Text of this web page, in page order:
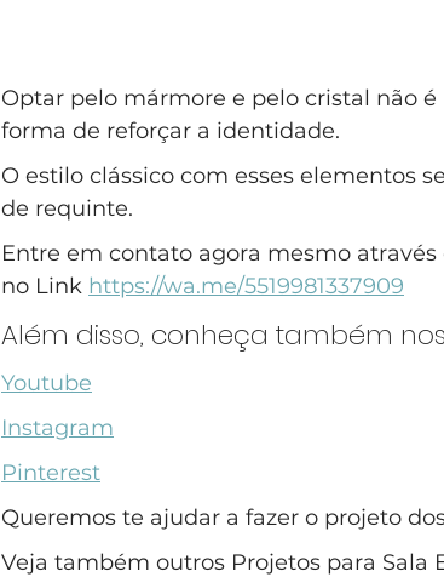
Optar pelo mármore e pelo cristal não
forma de reforçar a identidade.
O estilo clássico com esses elementos
de requinte.
Entre em contato agora mesmo através
no Link https://wa.me/5519981337909
Além disso, conheça também
Youtube
Instagram
Pinterest
Queremos te ajudar a fazer o projeto
Veja também outros Projetos para Sala